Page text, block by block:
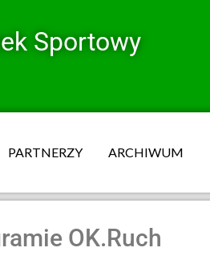
Sportowy
PARTNERZY ARCHIWUM
OK.Ruch